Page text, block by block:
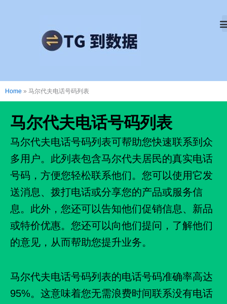
Home » 马尔代夫电话号码列表
马尔代夫电话号码列表
马尔代夫电话号码列表可帮助您快速联系到众
多用户。此列表包含马尔代夫居民的真实电话
号码，方便您轻松联系他们。您可以使用它发
送消息、拨打电话或分享您的产品或服务信
息。此外，您还可以告知他们促销信息、新品
或特价优惠。您还可以向他们提问，了解他们
的意见，从而帮助您提升业务。
马尔代夫电话号码列表的电话号码准确率高达
95%。这意味着您无需浪费时间联系没有电话